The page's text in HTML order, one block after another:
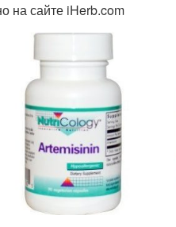
на сайте iHerb.com